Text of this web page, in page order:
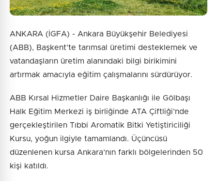
ANKARA (İGFA) - Ankara Büyükşehir Belediyesi
(ABB), Başkent’te tarımsal üretimi desteklemek ve
vatandaşların üretim alanındaki bilgi birikimini
artırmak amacıyla eğitim çalışmalarını sürdürüyor.
ABB Kırsal Hizmetler Daire Başkanlığı ile Gölbaşı
Halk Eğitim Merkezi iş birliğinde ATA Çiftliği’nde
gerçekleştirilen Tıbbi Aromatik Bitki Yetiştiriciliği
Kursu, yoğun ilgiyle tamamlandı. Üçüncüsü
düzenlenen kursa Ankara’nın farklı bölgelerinden 50
kişi katıldı.